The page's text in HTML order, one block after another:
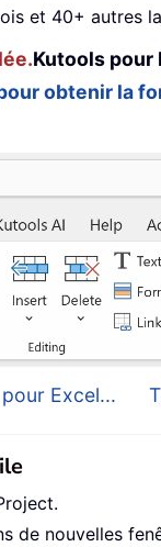
et 40+ autres
Kutools pour
obtenir la
Excel...
de nouvelles